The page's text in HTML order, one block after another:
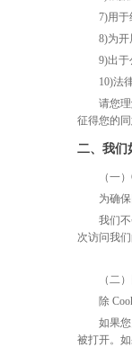
7)用
8)为
9)出
10)法
请您
征得您的同
二、我们
（一）
为确
我们
次访问我
（二
除
如果
被打开。